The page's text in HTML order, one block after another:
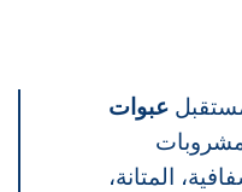
عبوات PET بلاستيك
المتانة،